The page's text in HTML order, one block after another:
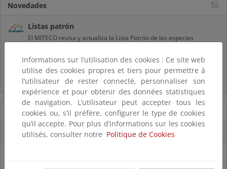
Novedades
Listas patrón
El MITECO revisa y actualiza la Lista Patrón de las especies
silvestres presentes en España
Preguntas frecuentes...
Acceso a los recursos genéticos y reparto de beneficios
07/08/2025
El censo de aves del Parque Nacional de las Tablas bate récords históricos
Informations sur l’utilisation des cookies : Ce site web
utilise des cookies propres et tiers pour permettre à
l’utilisateur de rester connecté, personnaliser son
expérience et pour obtenir des données statistiques
de navigation. L’utilisateur peut accepter tous les
cookies ou, s’il préfère, configurer le type de cookies
qu’il accepte. Pour plus d’informations sur les cookies
utilisés, consulter notre Politique de Cookies